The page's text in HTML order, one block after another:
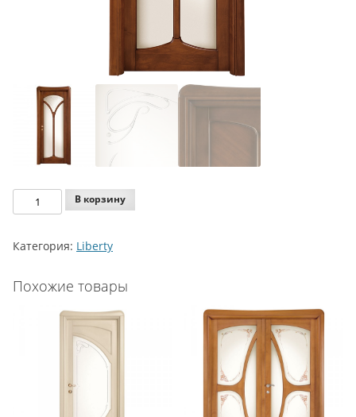
Количество
Legnoform
Model
11
В корзину
Категория: Liberty
Похожие товары